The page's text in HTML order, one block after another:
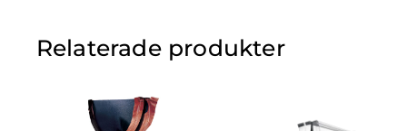
Relaterade produkter